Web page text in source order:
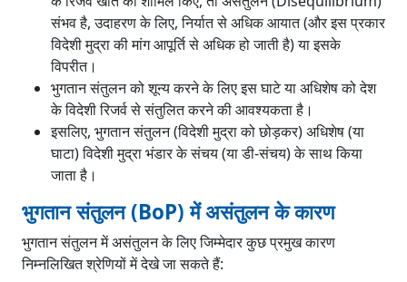
संभव है, उदाहरण के लिए, निर्यात से अधिक आयात (और इस प्रकार
विदेशी मुद्रा की मांग आपूर्ति से अधिक हो जाती है) या इसके
विपरीत।
भुगतान संतुलन को शून्य करने के लिए इस घाटे या अधिशेष को देश
के विदेशी रिजर्व से संतुलित करने की आवश्यकता है।
इसलिए, भुगतान संतुलन (विदेशी मुद्रा को छोड़कर) अधिशेष (या
घाटा) विदेशी मुद्रा भंडार के संचय (या डी-संचय) के साथ किया
जाता है।
भुगतान संतुलन (BoP) में असंतुलन के कारण
भुगतान संतुलन में असंतुलन के लिए जिम्मेदार कुछ प्रमुख कारण
निम्नलिखित श्रेणियों में देखे जा सकते हैं: